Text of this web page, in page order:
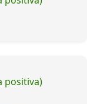
positiva)